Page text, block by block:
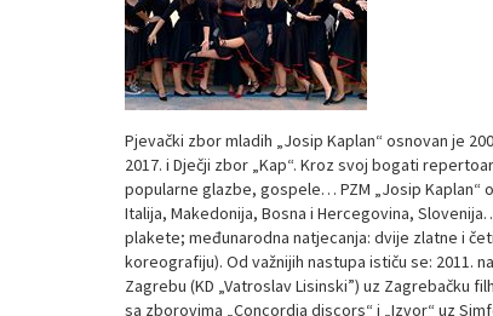
Pjevački zbor mladih „Josip Kaplan“ osnovan je
2017. i Dječji zbor „Kap“. Kroz svoj bogati
popularne glazbe, gospele… PZM „Josip Kaplan“
Italija, Makedonija, Bosna i Hercegovina,
plakete; međunarodna natjecanja: dvije zlatne i
koreografiju). Od važnijih nastupa ističu se: 2011.
Zagrebu (KD „Vatroslav Lisinski”) uz Zagrebačku
sa zborovima „Concordia discors“ i „Izvor“ uz